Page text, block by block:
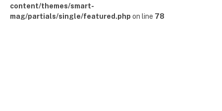
content/themes/smart-
mag/partials/single/featured.php on line 78